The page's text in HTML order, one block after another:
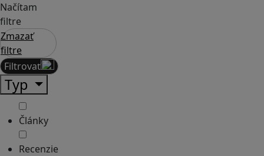
Načítam
filtre
Zmazať
filtre
Filtrovať
Typ
Články
Recenzie